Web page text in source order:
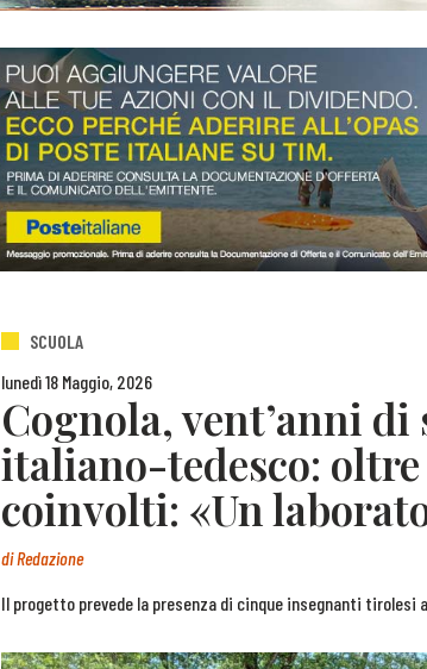
SCUOLA
lunedì 18 Maggio, 2026
Cognola, vent’anni
italiano-tedesco:
coinvolti: «Un
diRedazione
Il progetto prevede la presenza di cinque insegnanti tirolesi